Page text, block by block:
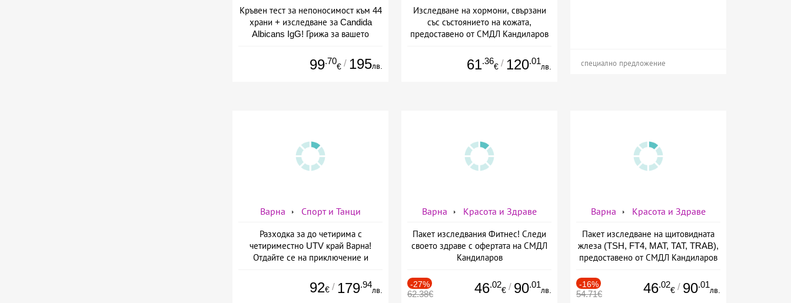
Кръвен тест за непоносимост към 44
храни + изследване за Candida
Albicans IgG! Грижа за вашето
99.70
€ / 195лв.
Изследване на хормони, свързани
със състоянието на кожата,
предоставено от СМДЛ Кандиларов
61.36
€ / 120.01
лв. специално предложение
Варна Спорт и Танци
Разходка за до четирима с
четириместно UTV край Варна!
Отдайте се на приключение и
92€ / 179.94
лв.
Варна Красота и Здраве
Пакет изследвания Фитнес! Следи
своето здраве с офертата на СМДЛ
Кандиларов
-27%
62.38€ 46.02
€ / 90.01
лв.
Варна Красота и Здраве
Пакет изследване на щитовидната
жлеза (TSH, FT4, MAT, TAT, TRAB),
предоставено от СМДЛ Кандиларов
-16%
54.71€ 46.02
€ / 90.01
лв.